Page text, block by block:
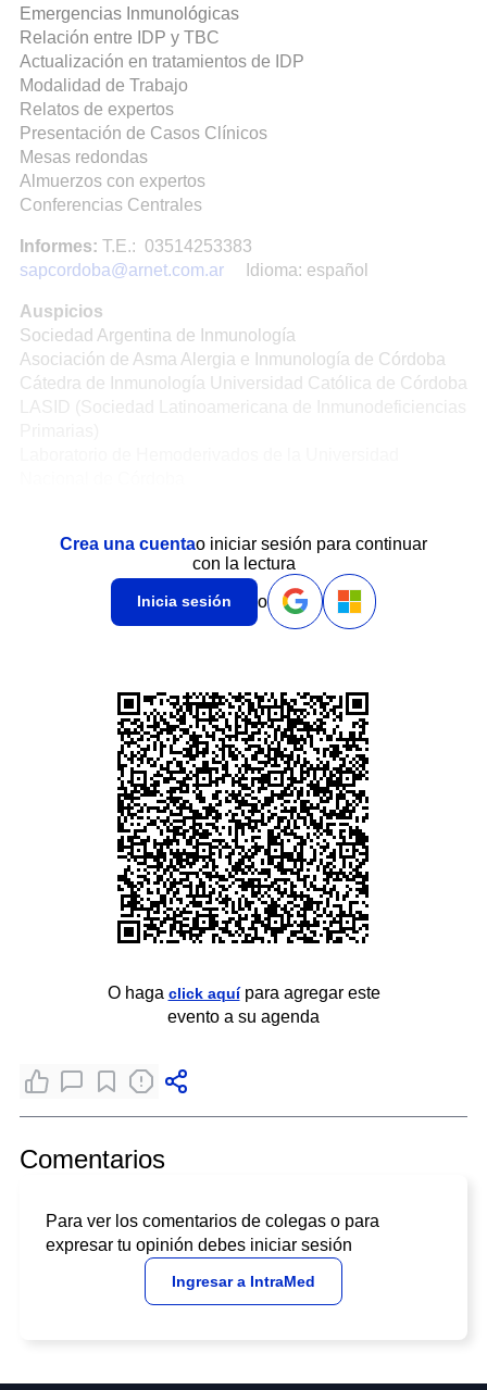
Emergencias Inmunológicas
Relación entre IDP y TBC
Actualización en tratamientos de IDP
Modalidad de Trabajo
Relatos de expertos
Presentación de Casos Clínicos
Mesas redondas
Almuerzos con expertos
Conferencias Centrales
Informes: T.E.: 03514253383
sapcordoba@arnet.com.ar
Idioma: español
Auspicios
Sociedad Argentina de Inmunología
Asociación de Asma Alergia e Inmunología de Córdoba
Cátedra de Inmunología Universidad Católica de Córdoba
LASID (Sociedad Latinoamericana de Inmunodeficiencias
Crea una cuentao iniciar sesión para continuar
con la lectura
Inicia sesión o
O haga click aquípara agregar este
evento a su agenda
Comentarios
Para ver los comentarios de colegas o para
expresar tu opinión debes iniciar sesión
Ingresar a IntraMed